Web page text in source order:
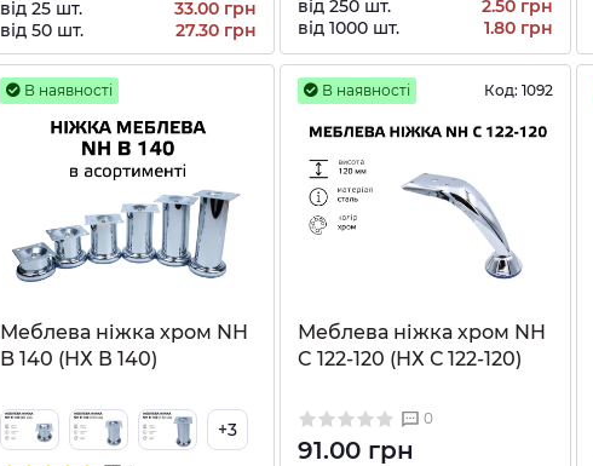
від 25 шт.
33.00 грн
від 50 шт.
27.30 грн
від 250 шт.
2.50 грн
від 1000 шт.
1.80 грн
В наявності
Меблева ніжка хром NH
B 140 (НХ В 140)
+3
В наявності Код: 1092
Меблева ніжка хром NH
C 122-120 (НХ С 122-120)
0
91.00 грн